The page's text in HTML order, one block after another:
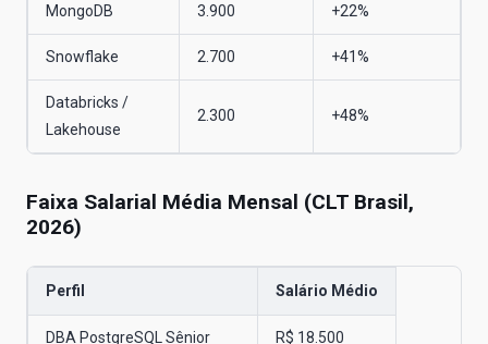
MongoDB 3.900 +22%
Snowflake 2.700 +41%
Databricks /
Lakehouse
2.300 +48%
Faixa Salarial Média Mensal (CLT Brasil,
2026)
Perfil Salário Médio
DBA PostgreSQL Sênior R$ 18.500